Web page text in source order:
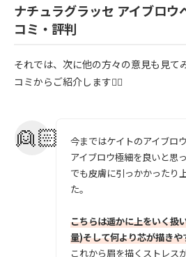
ナチュラグラッセ アイブロウ
コミ・評判
それでは、次に他の方々の意見も見て
コミからご紹介します💁‍♀️
今まではケイトのアイブロ
アイブロウ極細を良いと思
でも皮膚に引っかかったり
た。
こちらは遥かに上をいく扱
量)そして何より芯が描きや
これから眉を描くストレス